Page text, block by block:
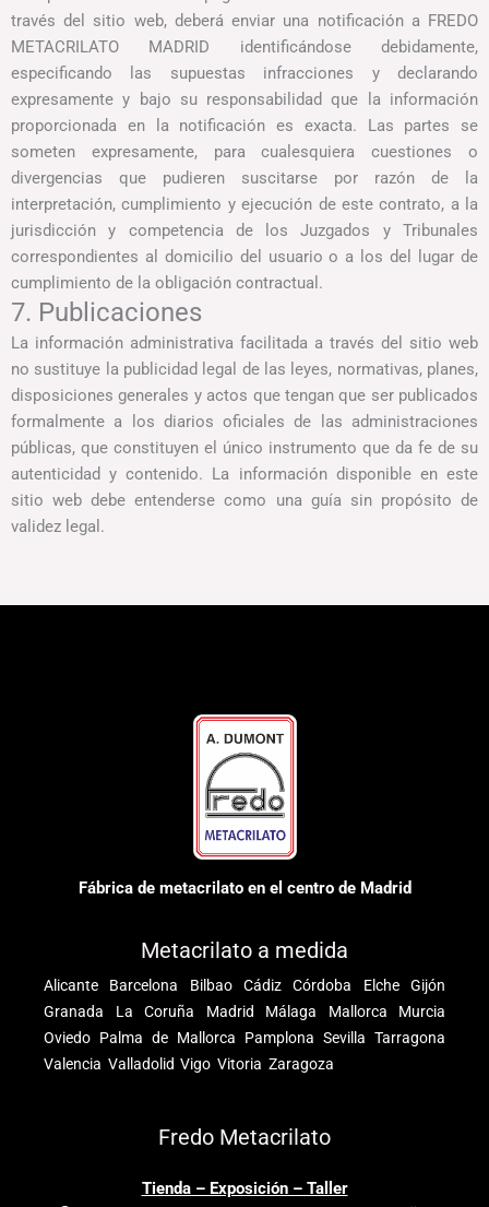
través del sitio web, deberá enviar una notificación a FREDO
METACRILATO MADRID identificándose debidamente,
especificando las supuestas infracciones y declarando
expresamente y bajo su responsabilidad que la información
proporcionada en la notificación es exacta. Las partes se
someten expresamente, para cualesquiera cuestiones o
divergencias que pudieren suscitarse por razón de la
interpretación, cumplimiento y ejecución de este contrato, a la
jurisdicción y competencia de los Juzgados y Tribunales
correspondientes al domicilio del usuario o a los del lugar de
cumplimiento de la obligación contractual.
7. Publicaciones
La información administrativa facilitada a través del sitio web
no sustituye la publicidad legal de las leyes, normativas, planes,
disposiciones generales y actos que tengan que ser publicados
formalmente a los diarios oficiales de las administraciones
públicas, que constituyen el único instrumento que da fe de su
autenticidad y contenido. La información disponible en este
sitio web debe entenderse como una guía sin propósito de
validez legal.
Fábrica de metacrilato en el centro de Madrid
Metacrilato a medida
Alicante Barcelona Bilbao Cádiz Córdoba Elche
Gijón
Granada
La Coruña Madrid Málaga Mallorca
Murcia
Oviedo Palma de Mallorca Pamplona Sevilla Tarragona
Valencia Valladolid Vigo Vitoria Zaragoza
Fredo Metacrilato
Tienda – Exposición – Taller